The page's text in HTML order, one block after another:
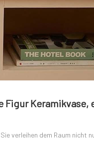
Figur Keramikvase,
verleihen dem Raum nicht